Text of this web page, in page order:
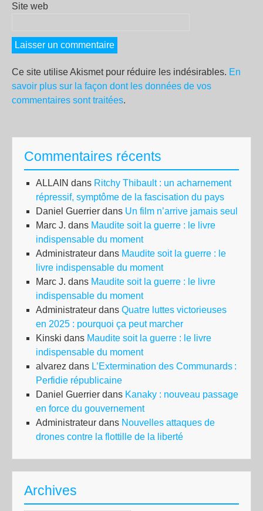
Site web
Ce site utilise Akismet pour réduire les indésirables. En
savoir plus sur la façon dont les données de vos
commentaires sont traitées.
Commentaires récents
ALLAIN dans Ritchy Thibault : un acharnement
répressif, symptôme de la fascisation du pays
Daniel Guerrier dans Un film n’arrive jamais seul
Marc J. dans Maudite soit la guerre : le livre
indispensable du moment
Administrateur dans Maudite soit la guerre : le
livre indispensable du moment
Marc J. dans Maudite soit la guerre : le livre
indispensable du moment
Administrateur dans Quatre luttes victorieuses
en 2025 : pourquoi ça peut marcher
Kinski dans Maudite soit la guerre : le livre
indispensable du moment
alvarez dans L’Extermination des Communards :
Perfidie républicaine
Daniel Guerrier dans Kanaky : nouveau passage
en force du gouvernement
Administrateur dans Nouvelles attaques de
drones contre la flottille de la liberté
Archives